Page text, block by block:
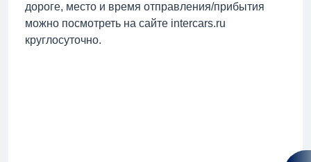
дороге, место и время отправления/прибытия
можно посмотреть на сайте intercars.ru
круглосуточно.